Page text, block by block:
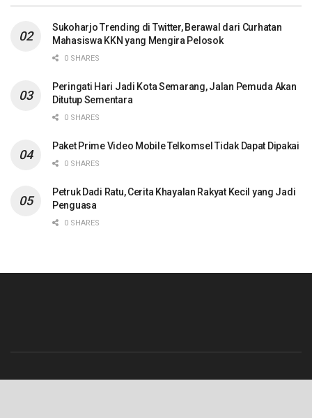
Sukoharjo Trending di Twitter, Berawal dari Curhatan
Mahasiswa KKN yang Mengira Pelosok
0 SHARES
Peringati Hari Jadi Kota Semarang, Jalan Pemuda Akan
Ditutup Sementara
0 SHARES
Paket Prime Video Mobile Telkomsel Tidak Dapat Dipakai
0 SHARES
Petruk Dadi Ratu, Cerita Khayalan Rakyat Kecil yang Jadi
Penguasa
0 SHARES